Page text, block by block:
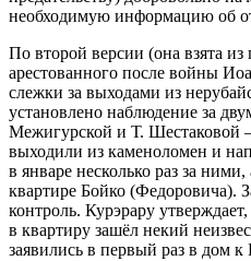
необходимую информацию об
По второй версии (она взята из
арестованного после войны
слежки за выходами из
установлено наблюдение за
Межигурской и Т. Шестаковой
выходили из каменоломен и
в январе несколько раз за
квартире Бойко (Федоровича).
контроль. Курэрару
в квартиру зашёл некий
заявились в первый раз в дом к